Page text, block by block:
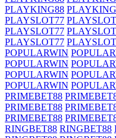
PLAYKING88
PLAYSLOT77
PLAYSLOT77
PLAYSLOT77
POPULARWIN
POPULARWIN
POPULARWIN
POPULARWIN
PRIMEBET88
PRIMEBET88
PRIMEBET88
RINGBET88 RINGBET88